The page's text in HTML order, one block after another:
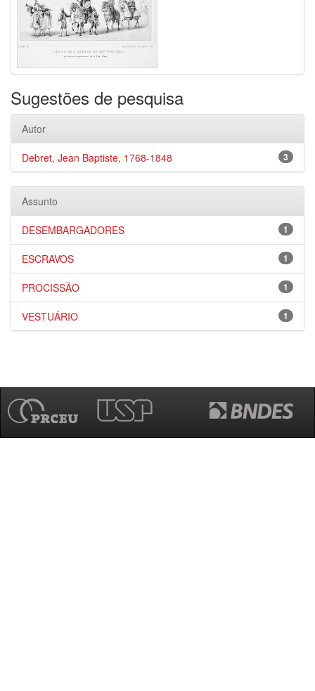
Sugestões de pesquisa
Autor
3
Debret, Jean Baptiste, 1768-1848
Assunto
1
DESEMBARGADORES
1
ESCRAVOS
1
PROCISSÃO
1
VESTUÁRIO